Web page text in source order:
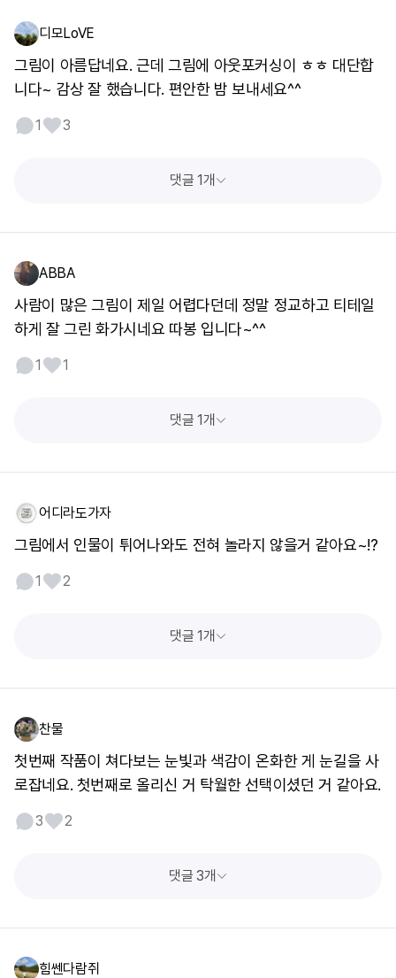
디모LoVE
그림이 아름답네요. 근데 그림에 아웃포커싱이 ㅎㅎ 대단합
니다~ 감상 잘 했습니다. 편안한 밤 보내세요^^
1 3
댓글 1개
ABBA
사람이 많은 그림이 제일 어렵다던데 정말 정교하고 티테일
하게 잘 그린 화가시네요 따봉 입니다~^^
1 1
댓글 1개
어디라도가자
그림에서 인물이 튀어나와도 전혀 놀라지 않을거 같아요~!?
1 2
댓글 1개
찬물
첫번째 작품이 쳐다보는 눈빛과 색감이 온화한 게 눈길을 사
로잡네요. 첫번째로 올리신 거 탁월한 선택이셨던 거 같아요.
3 2
댓글 3개
힘쎈다람쥐